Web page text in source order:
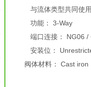
与流体类型共同使
功能： 3-Way
端口连接： NG06 /
安装位：
阀体材料： Cast iron